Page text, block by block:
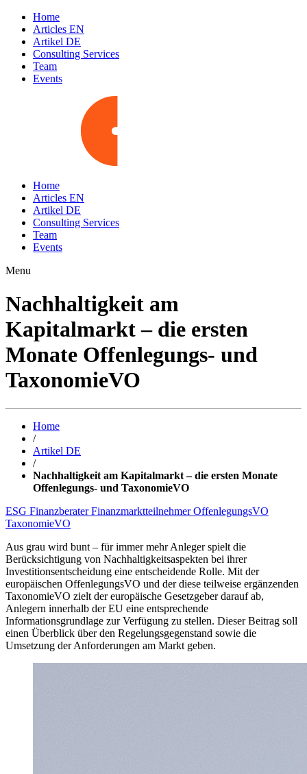
Home
Articles EN
Artikel DE
Consulting Services
Team
Events
Home
Articles EN
Artikel DE
Consulting Services
Team
Events
Menu
Nachhaltigkeit am
Kapitalmarkt – die ersten
Monate Offenlegungs- und
TaxonomieVO
Home
/
Artikel DE
/
Nachhaltigkeit am Kapitalmarkt – die ersten Monate
Offenlegungs- und TaxonomieVO
ESG FinanzberaterFinanzmarktteilnehmerOffenlegungsVO
TaxonomieVO
Aus grau wird bunt – für immer mehr Anleger spielt die
Berücksichtigung von Nachhaltigkeitsaspekten bei ihrer
Investitionsentscheidung eine entscheidende Rolle. Mit der
europäischen OffenlegungsVO und der diese teilweise ergänzenden
TaxonomieVO zielt der europäische Gesetzgeber darauf ab,
Anlegern innerhalb der EU eine entsprechende
Informationsgrundlage zur Verfügung zu stellen. Dieser Beitrag soll
einen Überblick über den Regelungsgegenstand sowie die
Umsetzung der Anforderungen am Markt geben.